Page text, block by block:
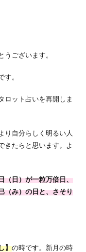
ございます。
。
ロット占いを再開しま
り自分らしく明るい人
きたらと思います。よ
（日）が一粒万倍日、
（み）の日と、さそり
】の時です。新月の時